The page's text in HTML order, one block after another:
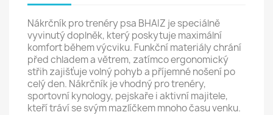
Nákrčník pro trenéry psa BHAIZ je speciálně
vyvinutý doplněk, který poskytuje maximální
komfort během výcviku. Funkční materiály chrání
před chladem a větrem, zatímco ergonomický
střih zajišťuje volný pohyb a příjemné nošení po
celý den. Nákrčník je vhodný pro trenéry,
sportovní kynology, pejskaře i aktivní majitele,
kteří tráví se svým mazlíčkem mnoho času venku.